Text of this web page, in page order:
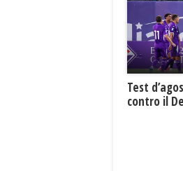
Test
contro il